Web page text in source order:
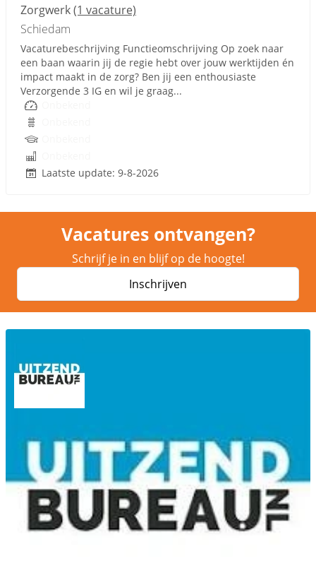
Zorgwerk(1 vacature)
Schiedam
Vacaturebeschrijving Functieomschrijving Op zoek naar
een baan waarin jij de regie hebt over jouw werktijden én
impact maakt in de zorg? Ben jij een enthousiaste
Verzorgende 3 IG en wil je graag...
Laatste update: 9-8-2026
Vacatures ontvangen?
Schrijf je in en blijf op de hoogte!
Inschrijven